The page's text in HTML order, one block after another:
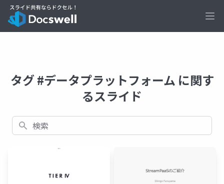
タグ #データプラットフォーム に関す
るスライド
検索